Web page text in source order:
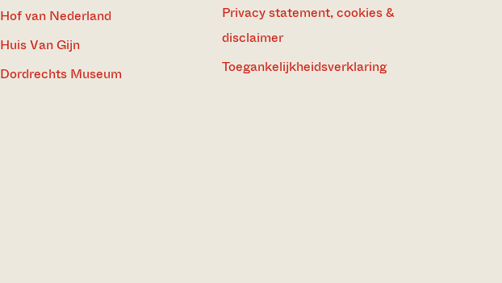
Hof van Nederland
Huis Van Gijn
Dordrechts Museum
Privacy statement, cookies &
disclaimer
Toegankelijkheidsverklaring